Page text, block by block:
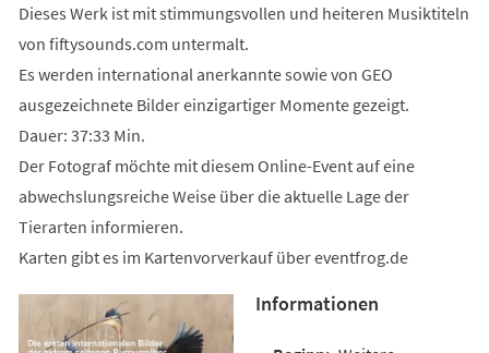
Dieses Werk ist mit stimmungsvollen und heiteren Musiktiteln
von fiftysounds.com untermalt.
Es werden international anerkannte sowie von GEO
ausgezeichnete Bilder einzigartiger Momente gezeigt.
Dauer: 37:33 Min.
Der Fotograf möchte mit diesem Online-Event auf eine
abwechslungsreiche Weise über die aktuelle Lage der
Tierarten informieren.
Karten gibt es im Kartenvorverkauf über eventfrog.de
Informationen